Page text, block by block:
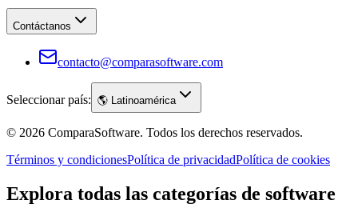
Contáctanos
contacto@comparasoftware.com
Seleccionar país: 🌎 Latinoamérica
© 2026 ComparaSoftware. Todos los derechos reservados.
Términos y condicionesPolítica de privacidadPolítica de cookies
Explora todas las categorías de software